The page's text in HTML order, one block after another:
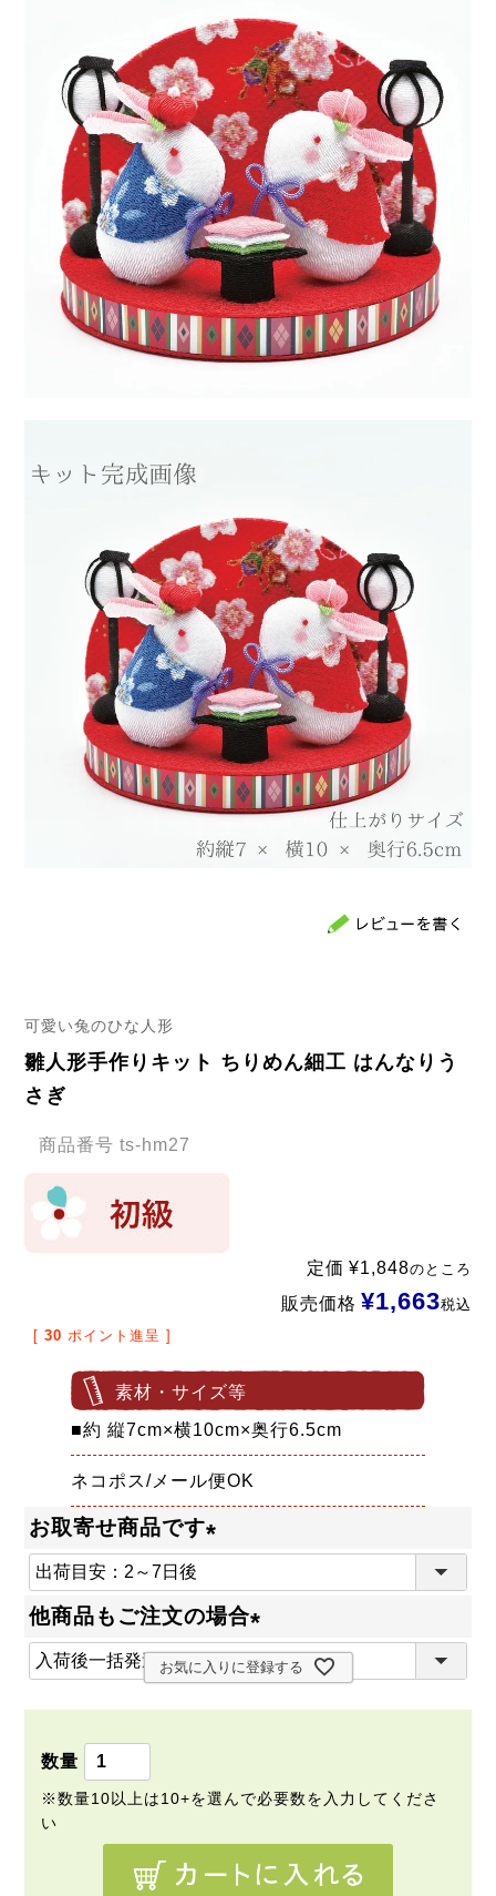
可愛い兔のひな人形
雛人形手作りキット ちりめん細工 はんなりう
さぎ
商品番号 ts-hm27
定価 ¥1,848のところ
販売価格 ¥1,663税込
[ 30 ポイント進呈 ]
素材・サイズ等
■約 縦7cm×横10cm×奥行6.5cm
ネコポス/メール便OK
お取寄せ商品です
必
)
他商品もご注文の場合
(
お気に入りに登録する